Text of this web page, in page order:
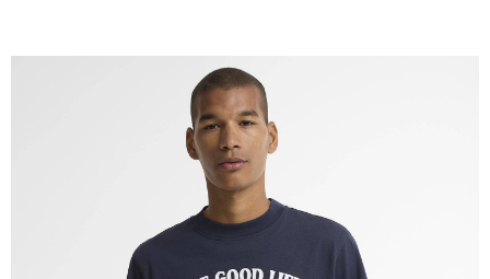
時審查核予不同之上限額度；若仍有額度不足之情形，本公司將視審查結果
５．嚴禁一人註冊多個帳號或使用他人資訊註冊。若發現惡意使用之情形，
恩沛科技股份有限公司將有權停止該用戶之使用額度並採取法律行動。